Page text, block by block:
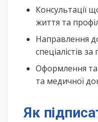
Консультації
життя та
Направлення
спеціалістів
Оформлення та
та медичної
Як